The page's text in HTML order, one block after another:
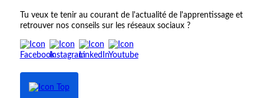
Tu veux te tenir au courant de l'actualité de l'apprentissage et
retrouver nos conseils sur les réseaux sociaux ?